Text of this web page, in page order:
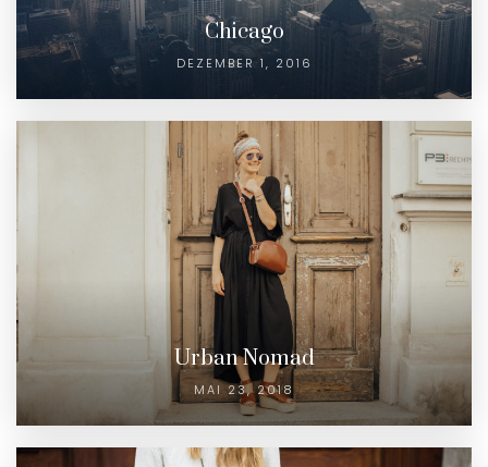
Chicago
DEZEMBER 1, 2016
Urban Nomad
MAI 23, 2018